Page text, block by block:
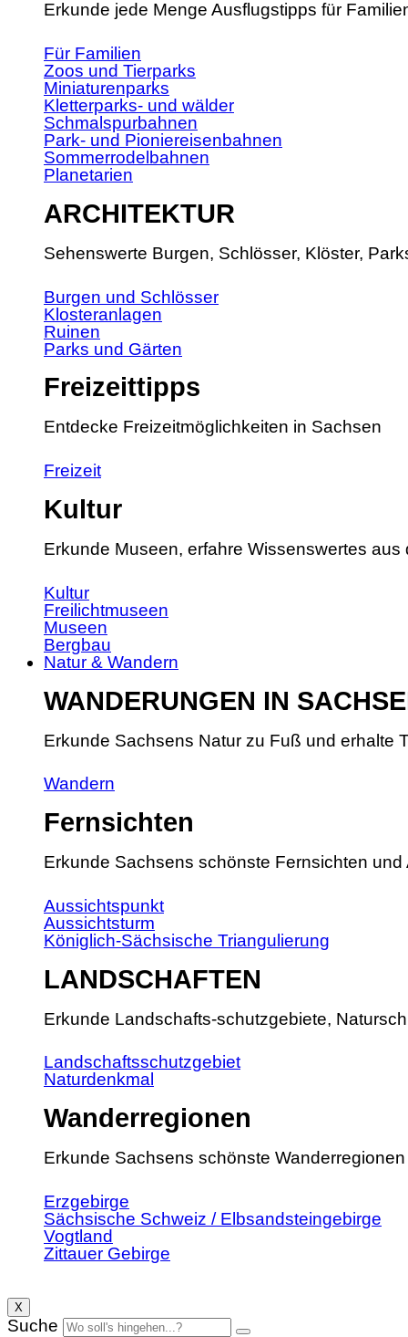
Erkunde jede Menge Ausflugstipps für
Für Familien
Zoos und Tierparks
Miniaturenparks
Kletterparks- und wälder
Schmalspurbahnen
Park- und Pioniereisenbahnen
Sommerrodelbahnen
Planetarien
ARCHITEKTUR
Sehenswerte Burgen, Schlösser, Klöster,
Burgen und Schlösser
Klosteranlagen
Ruinen
Parks und Gärten
Freizeittipps
Entdecke Freizeitmöglichkeiten in Sachsen
Freizeit
Kultur
Erkunde Museen, erfahre Wissenswertes
Kultur
Freilichtmuseen
Museen
Bergbau
Natur & Wandern
WANDERUNGEN IN
Erkunde Sachsens Natur zu Fuß und erhalte
Wandern
Fernsichten
Erkunde Sachsens schönste Fernsichten und
Aussichtspunkt
Aussichtsturm
Königlich-Sächsische Triangulierung
LANDSCHAFTEN
Erkunde Landschafts-schutzgebiete,
Landschaftsschutzgebiet
Naturdenkmal
Wanderregionen
Erkunde Sachsens schönste Wanderregionen
Erzgebirge
Sächsische Schweiz / Elbsandsteingebirge
Vogtland
Zittauer Gebirge
X
Suche